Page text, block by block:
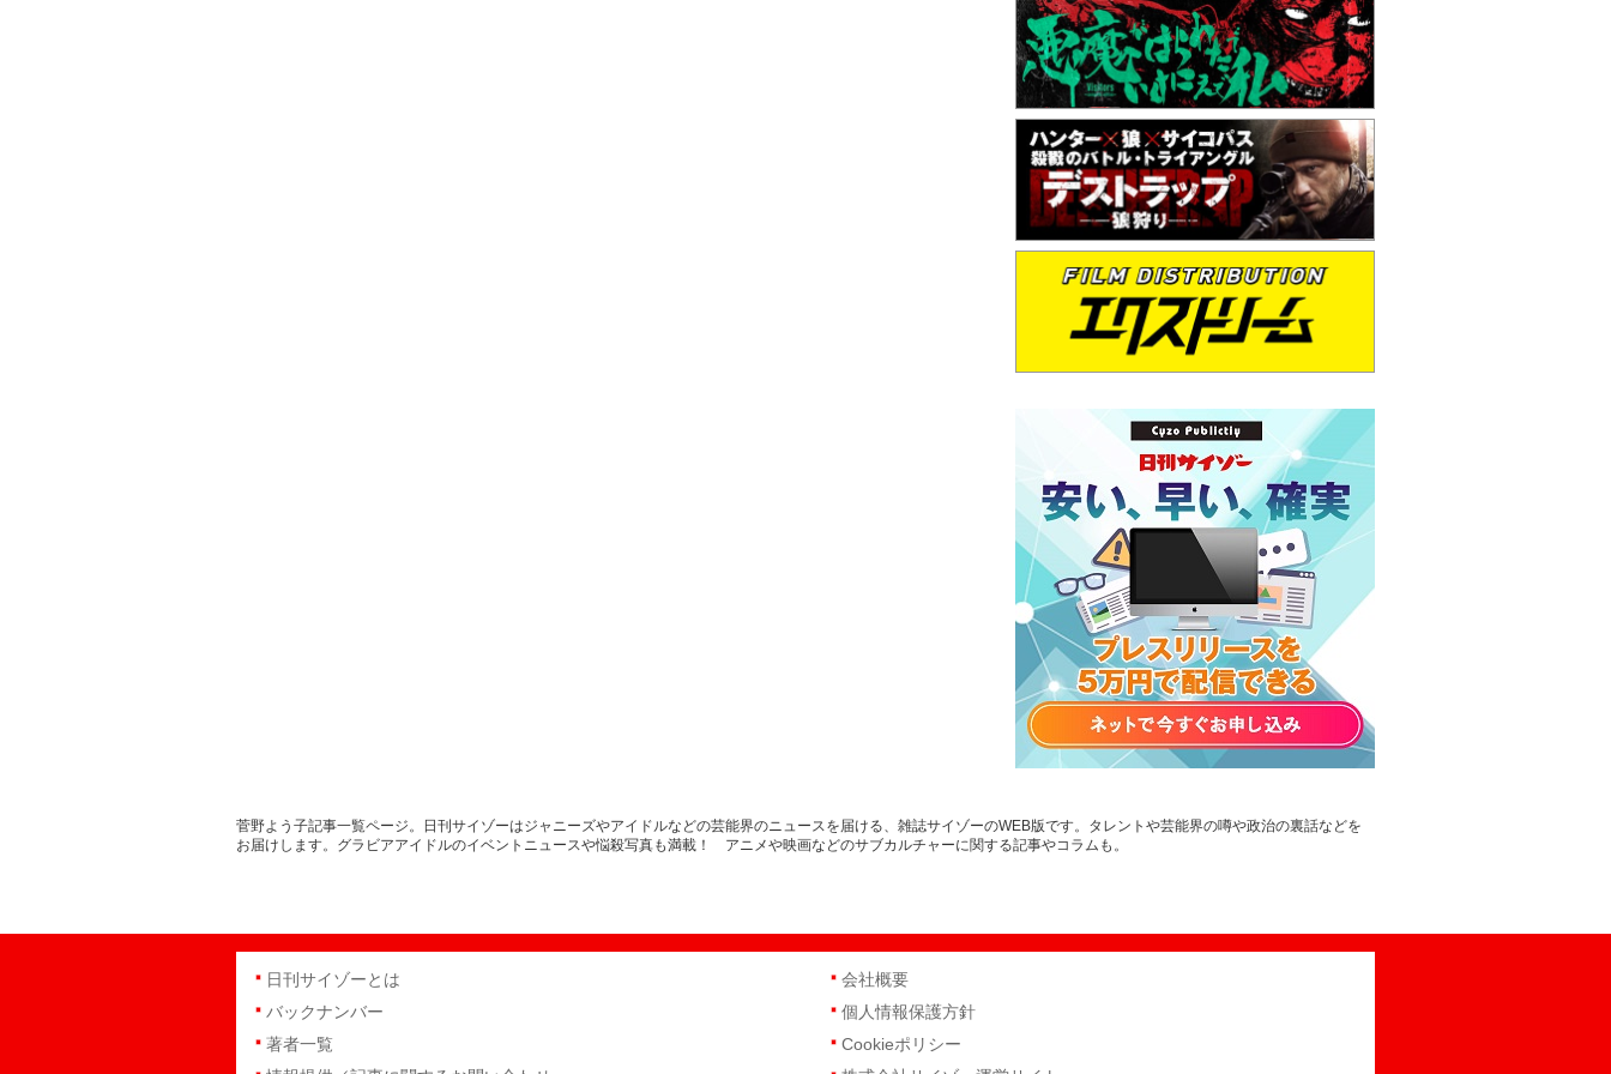
菅野よう子記事一覧ページ。日刊サイゾーはジャニーズやアイドルなどの芸能界のニュースを届ける、雑誌サイゾーのWEB版です。タレントや芸能界の噂や政治の裏話などを
お届けします。グラビアアイドルのイベントニュースや悩殺写真も満載！ アニメや映画などのサブカルチャーに関する記事やコラムも。
日刊サイゾーとは
バックナンバー
著者一覧
会社概要
個人情報保護方針
Cookieポリシー